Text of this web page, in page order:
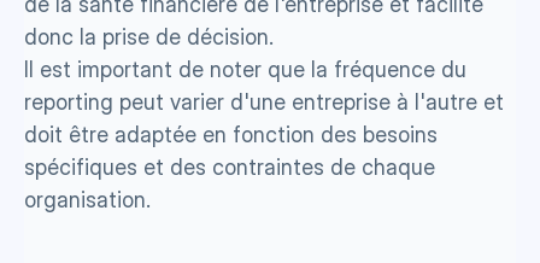
donc la prise de décision.
Il est important de noter que la fréquence du
reporting peut varier d'une entreprise à l'autre et
doit être adaptée en fonction des besoins
spécifiques et des contraintes de chaque
organisation.